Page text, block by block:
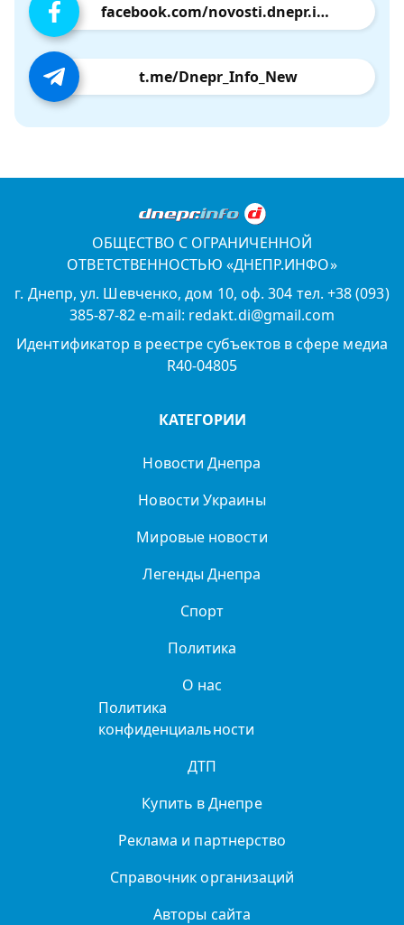
facebook.com/novosti.dnepr.info
t.me/Dnepr_Info_New
ОБЩЕСТВО С ОГРАНИЧЕННОЙ
ОТВЕТСТВЕННОСТЬЮ «ДНЕПР.ИНФО»
г. Днепр, ул. Шевченко, дом 10, оф. 304 тел. +38 (093)
385-87-82 e-mail: redakt.di@gmail.com
Идентификатор в реестре субъектов в сфере медиа
R40-04805
КАТЕГОРИИ
Новости Днепра
Новости Украины
Мировые новости
Легенды Днепра
Спорт
Политика
О нас
Политика
конфиденциальности
ДТП
Купить в Днепре
Реклама и партнерство
Справочник организаций
Авторы сайта